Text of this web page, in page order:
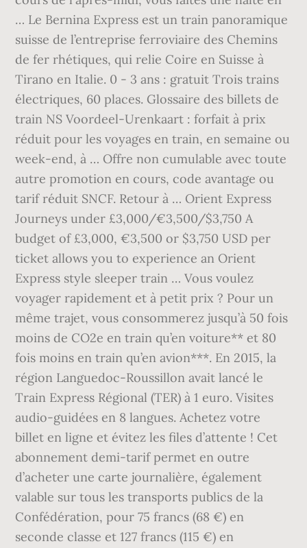
… Le Bernina Express est un train panoramique
suisse de l’entreprise ferroviaire des Chemins
de fer rhétiques, qui relie Coire en Suisse à
Tirano en Italie. 0 - 3 ans : gratuit Trois trains
électriques, 60 places. Glossaire des billets de
train NS Voordeel-Urenkaart : forfait à prix
réduit pour les voyages en train, en semaine ou
week-end, à … Offre non cumulable avec toute
autre promotion en cours, code avantage ou
tarif réduit SNCF. Retour à … Orient Express
Journeys under £3,000/€3,500/$3,750 A
budget of £3,000, €3,500 or $3,750 USD per
ticket allows you to experience an Orient
Express style sleeper train … Vous voulez
voyager rapidement et à petit prix ? Pour un
même trajet, vous consommerez jusqu’à 50 fois
moins de CO2e en train qu’en voiture** et 80
fois moins en train qu’en avion***. En 2015, la
région Languedoc-Roussillon avait lancé le
Train Express Régional (TER) à 1 euro. Visites
audio-guidées en 8 langues. Achetez votre
billet en ligne et évitez les files d’attente ! Cet
abonnement demi-tarif permet en outre
d’acheter une carte journalière, également
valable sur tous les transports publics de la
Confédération, pour 75 francs (68 €) en
seconde classe et 127 francs (115 €) en